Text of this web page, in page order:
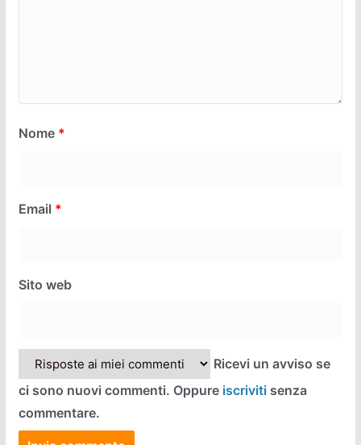
Nome *
Email *
Sito web
Ricevi un avviso se
ci sono nuovi commenti. Oppure iscrivitisenza
commentare.